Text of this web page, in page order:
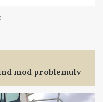
mod problemulv